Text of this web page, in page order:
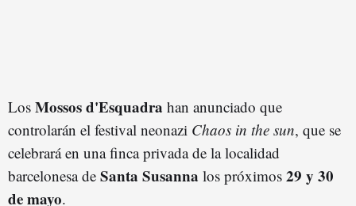
Los Mossos d'Esquadra han anunciado que
controlarán el festival neonazi Chaos in the sun, que se
celebrará en una finca privada de la localidad
barcelonesa de Santa Susanna los próximos 29 y 30
de mayo.